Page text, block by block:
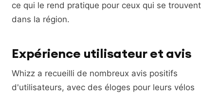
ce qui le rend pratique pour ceux qui se trouvent
dans la région.
Expérience utilisateur et avis
Whizz a recueilli de nombreux avis positifs
d'utilisateurs, avec des éloges pour leurs vélos